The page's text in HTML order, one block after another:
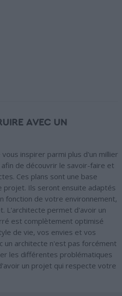
AVEC UN
inspirer parmi plus d'un millier
de découvrir le savoir-faire et
Ces plans sont une base
projet. Ils seront ensuite adaptés
fonction de votre environnement,
L'architecte permet d'avoir un
est complètement optimisé
de vie, vos envies et vos
un architecte n'est pas forcément
les différentes problématiques
un projet qui respecte votre